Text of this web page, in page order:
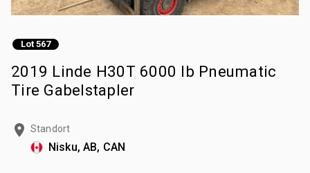
Lot 567
2019 Linde H30T 6000 lb Pneumatic
Tire Gabelstapler
Standort
Nisku, AB, CAN